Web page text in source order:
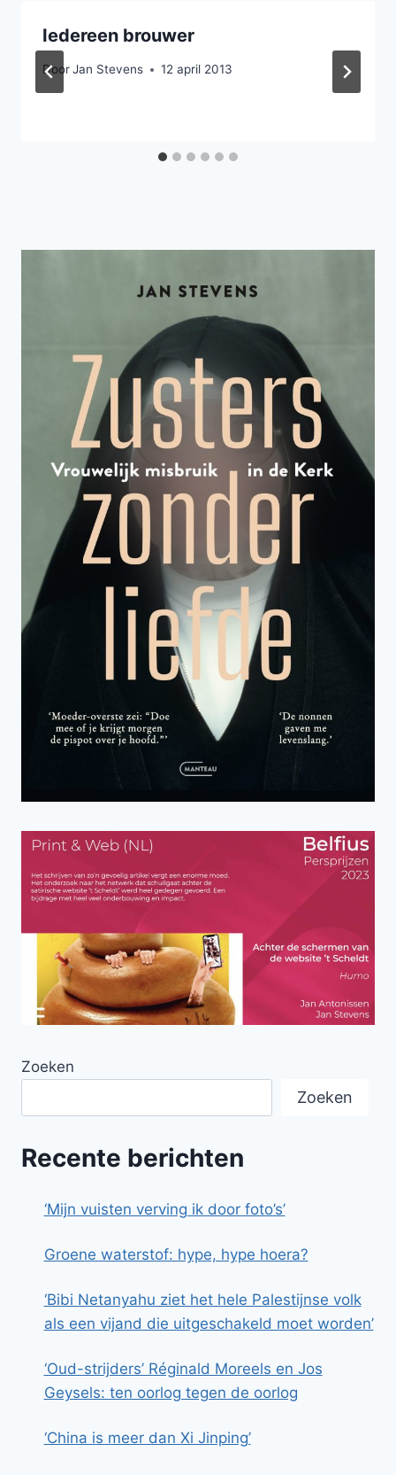
Iedereen brouwer
DoorJan Stevens 12 april 2013
Zoeken
Zoeken
Recente berichten
‘Mijn vuisten verving ik door foto’s’
Groene waterstof: hype, hype hoera?
‘Bibi Netanyahu ziet het hele Palestijnse volk
als een vijand die uitgeschakeld moet worden’
‘Oud-strijders’ Réginald Moreels en Jos
Geysels: ten oorlog tegen de oorlog
‘China is meer dan Xi Jinping’